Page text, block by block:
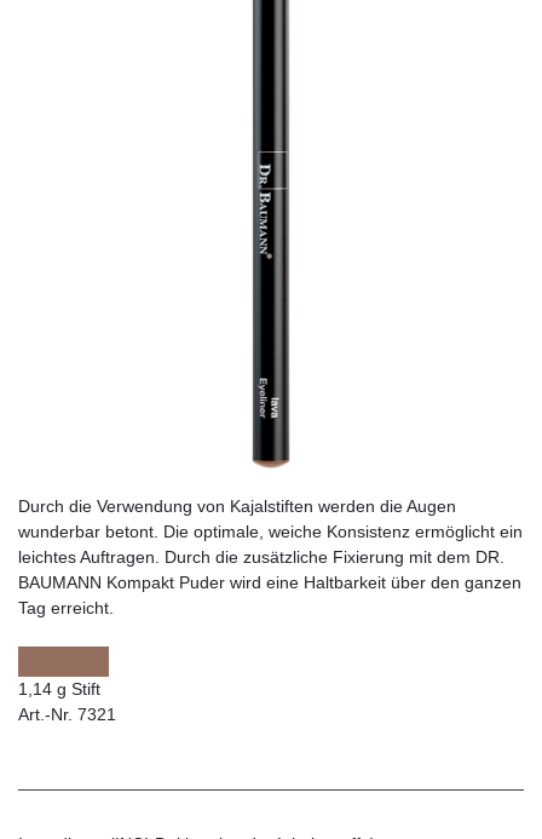
Durch die Verwendung von Kajalstiften werden die Augen
wunderbar betont. Die optimale, weiche Konsistenz ermöglicht ein
leichtes Auftragen. Durch die zusätzliche Fixierung mit dem DR.
BAUMANN Kompakt Puder wird eine Haltbarkeit über den ganzen
Tag erreicht.
1,14 g Stift
Art.-Nr. 7321